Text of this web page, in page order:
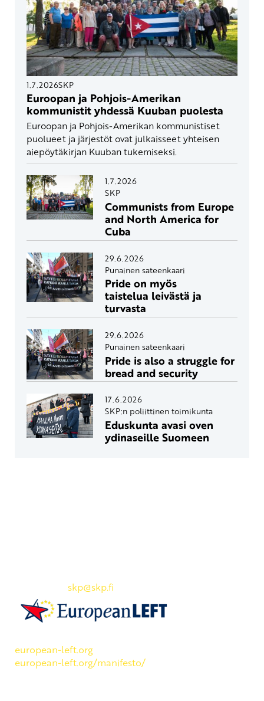
1.7.2026SKP
Euroopan ja Pohjois-Amerikan
kommunistit yhdessä Kuuban puolesta
Euroopan ja Pohjois-Amerikan kommunistiset
puolueet ja järjestöt ovat julkaisseet yhteisen
aiepöytäkirjan Kuuban tukemiseksi.
1.7.2026
SKP
Communists from Europe
and North America for
Cuba
29.6.2026
Punainen sateenkaari
Pride on myös
taistelua leivästä ja
turvasta
29.6.2026
Punainen sateenkaari
Pride is also a struggle for
bread and security
17.6.2026
SKP:n poliittinen toimikunta
Eduskunta avasi oven
ydinaseille Suomeen
skp@skp.fi
european-left.org
european-left.org/manifesto/